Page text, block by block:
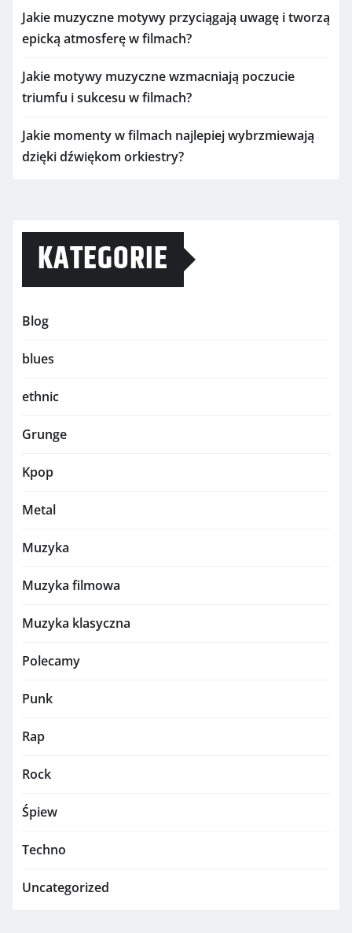
Jakie muzyczne motywy przyciągają uwagę i tworzą
epicką atmosferę w filmach?
Jakie motywy muzyczne wzmacniają poczucie
triumfu i sukcesu w filmach?
Jakie momenty w filmach najlepiej wybrzmiewają
dzięki dźwiękom orkiestry?
KATEGORIE
Blog
blues
ethnic
Grunge
Kpop
Metal
Muzyka
Muzyka filmowa
Muzyka klasyczna
Polecamy
Punk
Rap
Rock
Śpiew
Techno
Uncategorized